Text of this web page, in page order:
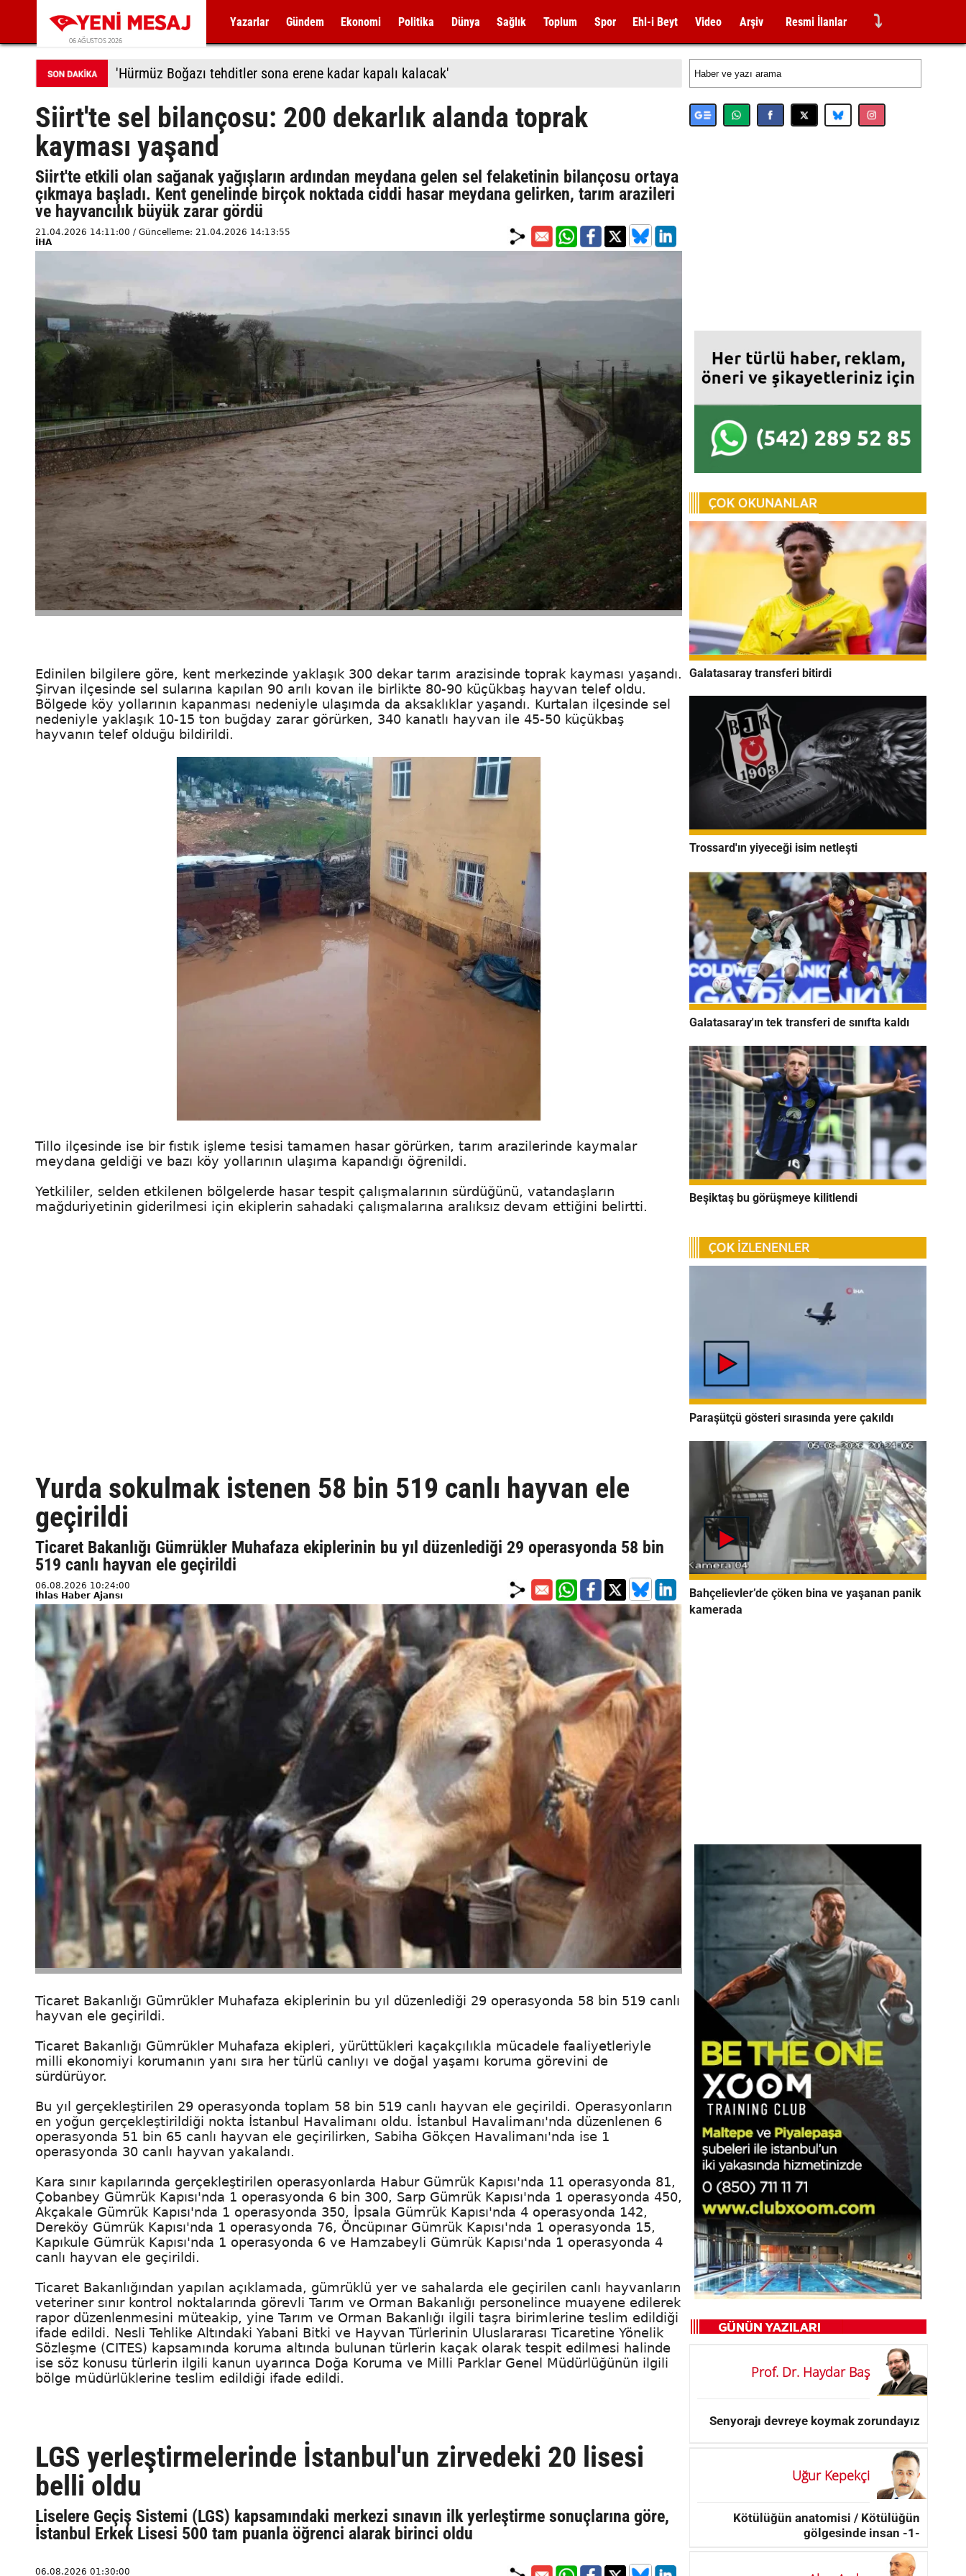
06 AĞUSTOS 2026
Yazarlar Gündem Ekonomi Politika Dünya Sağlık Toplum Spor Ehl-i Beyt Video Arşiv Resmi İlanlar ⤵
'Hürmüz Boğazı tehditler sona erene kadar kapalı kalacak'
Siirt'te sel bilançosu: 200 dekarlık alanda toprak
kayması yaşand
Siirt'te etkili olan sağanak yağışların ardından meydana gelen sel felaketinin bilançosu ortaya
çıkmaya başladı. Kent genelinde birçok noktada ciddi hasar meydana gelirken, tarım arazileri
ve hayvancılık büyük zarar gördü
21.04.2026 14:11:00 / Güncelleme: 21.04.2026 14:13:55
İHA
Edinilen bilgilere göre, kent merkezinde yaklaşık 300 dekar tarım arazisinde toprak kayması yaşandı.
Şirvan ilçesinde sel sularına kapılan 90 arılı kovan ile birlikte 80-90 küçükbaş hayvan telef oldu.
Bölgede köy yollarının kapanması nedeniyle ulaşımda da aksaklıklar yaşandı. Kurtalan ilçesinde sel
nedeniyle yaklaşık 10-15 ton buğday zarar görürken, 340 kanatlı hayvan ile 45-50 küçükbaş
hayvanın telef olduğu bildirildi.
Tillo ilçesinde ise bir fıstık işleme tesisi tamamen hasar görürken, tarım arazilerinde kaymalar
meydana geldiği ve bazı köy yollarının ulaşıma kapandığı öğrenildi.
Yetkililer, selden etkilenen bölgelerde hasar tespit çalışmalarının sürdüğünü, vatandaşların
mağduriyetinin giderilmesi için ekiplerin sahadaki çalışmalarına aralıksız devam ettiğini belirtti.
Yurda sokulmak istenen 58 bin 519 canlı hayvan ele
geçirildi
Ticaret Bakanlığı Gümrükler Muhafaza ekiplerinin bu yıl düzenlediği 29 operasyonda 58 bin
519 canlı hayvan ele geçirildi
06.08.2026 10:24:00
İhlas Haber Ajansı
Ticaret Bakanlığı Gümrükler Muhafaza ekiplerinin bu yıl düzenlediği 29 operasyonda 58 bin 519 canlı
hayvan ele geçirildi.
Ticaret Bakanlığı Gümrükler Muhafaza ekipleri, yürüttükleri kaçakçılıkla mücadele faaliyetleriyle
milli ekonomiyi korumanın yanı sıra her türlü canlıyı ve doğal yaşamı koruma görevini de
sürdürüyor.
Bu yıl gerçekleştirilen 29 operasyonda toplam 58 bin 519 canlı hayvan ele geçirildi. Operasyonların
en yoğun gerçekleştirildiği nokta İstanbul Havalimanı oldu. İstanbul Havalimanı'nda düzenlenen 6
operasyonda 51 bin 65 canlı hayvan ele geçirilirken, Sabiha Gökçen Havalimanı'nda ise 1
operasyonda 30 canlı hayvan yakalandı.
Kara sınır kapılarında gerçekleştirilen operasyonlarda Habur Gümrük Kapısı'nda 11 operasyonda 81,
Çobanbey Gümrük Kapısı'nda 1 operasyonda 6 bin 300, Sarp Gümrük Kapısı'nda 1 operasyonda 450,
Akçakale Gümrük Kapısı'nda 1 operasyonda 350, İpsala Gümrük Kapısı'nda 4 operasyonda 142,
Dereköy Gümrük Kapısı'nda 1 operasyonda 76, Öncüpınar Gümrük Kapısı'nda 1 operasyonda 15,
Kapıkule Gümrük Kapısı'nda 1 operasyonda 6 ve Hamzabeyli Gümrük Kapısı'nda 1 operasyonda 4
canlı hayvan ele geçirildi.
Ticaret Bakanlığından yapılan açıklamada, gümrüklü yer ve sahalarda ele geçirilen canlı hayvanların
veteriner sınır kontrol noktalarında görevli Tarım ve Orman Bakanlığı personelince muayene edilerek
rapor düzenlenmesini müteakip, yine Tarım ve Orman Bakanlığı ilgili taşra birimlerine teslim edildiği
ifade edildi. Nesli Tehlike Altındaki Yabani Bitki ve Hayvan Türlerinin Uluslararası Ticaretine Yönelik
Sözleşme (CITES) kapsamında koruma altında bulunan türlerin kaçak olarak tespit edilmesi halinde
ise söz konusu türlerin ilgili kanun uyarınca Doğa Koruma ve Milli Parklar Genel Müdürlüğünün ilgili
bölge müdürlüklerine teslim edildiği ifade edildi.
LGS yerleştirmelerinde İstanbul'un zirvedeki 20 lisesi
belli oldu
Liselere Geçiş Sistemi (LGS) kapsamındaki merkezi sınavın ilk yerleştirme sonuçlarına göre,
İstanbul Erkek Lisesi 500 tam puanla öğrenci alarak birinci oldu
06.08.2026 01:30:00
Galatasaray transferi bitirdi
Trossard'ın yiyeceği isim netleşti
Galatasaray'ın tek transferi de sınıfta kaldı
Beşiktaş bu görüşmeye kilitlendi
Paraşütçü gösteri sırasında yere çakıldı
Bahçelievler’de çöken bina ve yaşanan panik
kamerada
Prof. Dr. Haydar Baş
Senyorajı devreye koymak zorundayız
Uğur Kepekçi
Kötülüğün anatomisi / Kötülüğün
gölgesinde insan -1-